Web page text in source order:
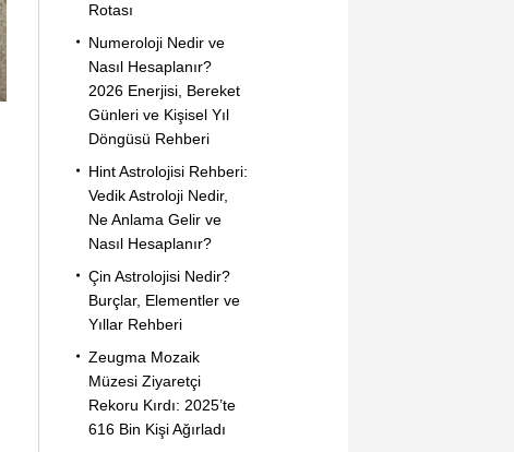
Rotası
Numeroloji Nedir ve
Nasıl Hesaplanır?
2026 Enerjisi, Bereket
Günleri ve Kişisel Yıl
Döngüsü Rehberi
Hint Astrolojisi Rehberi:
Vedik Astroloji Nedir,
Ne Anlama Gelir ve
Nasıl Hesaplanır?
Çin Astrolojisi Nedir?
Burçlar, Elementler ve
Yıllar Rehberi
Zeugma Mozaik
Müzesi Ziyaretçi
Rekoru Kırdı: 2025’te
616 Bin Kişi Ağırladı